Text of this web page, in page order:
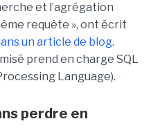
et l’agrégation
requête », ont écrit
un article de blog.
prend en charge SQL
Language).
perdre en